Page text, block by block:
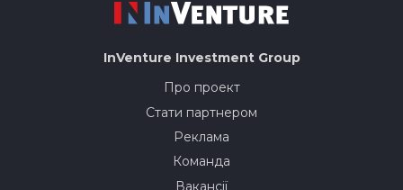
InVenture Investment Group
Про проект
Стати партнером
Реклама
Команда
Вакансії